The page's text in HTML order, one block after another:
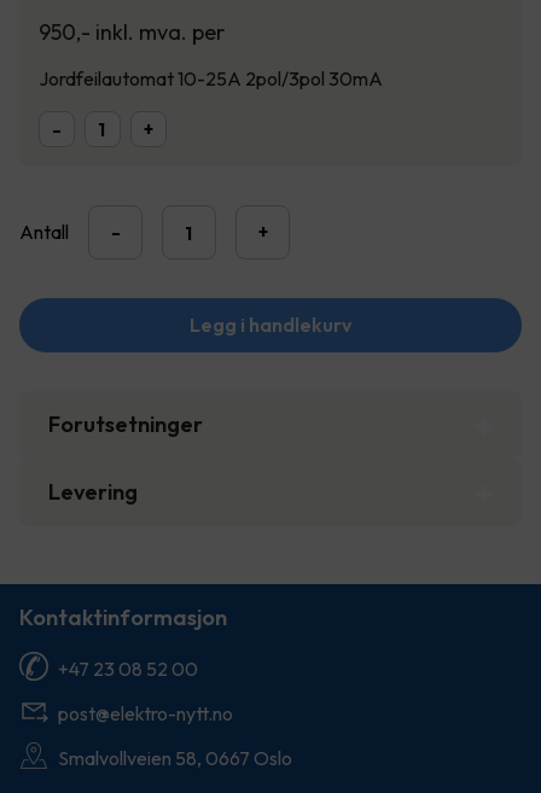
950,- inkl. mva. per
Jordfeilautomat 10-25A 2pol/3pol 30mA
- +
Antall - +
Legg i handlekurv
Forutsetninger
Levering
Kontaktinformasjon
+47 23 08 52 00
post@elektro-nytt.no
Smalvollveien 58, 0667 Oslo